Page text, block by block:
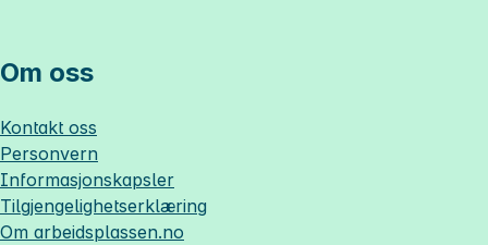
Om oss
Kontakt oss
Personvern
Informasjonskapsler
Tilgjengelighetserklæring
Om arbeidsplassen.no